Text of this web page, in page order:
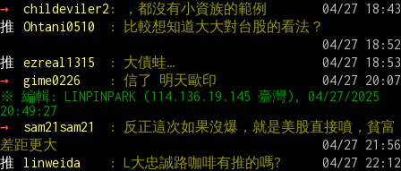
→
childeviler2 : ，都沒有小資族的範例
推
Ohtani0510 : 比較想知道大大對台股的看法？
推 ezreal1315
: 大債蛙…
→
gime0226
: 信了 明天歐印
※ 編輯: LINPINPARK (114.136.19.145 臺灣), 04/27/2025
→
sam21sam21
: 反正這次如果沒爆，就是美股直接噴，貧富
差距更大
推
linweida
: L大忠誠路咖啡有推的嗎?